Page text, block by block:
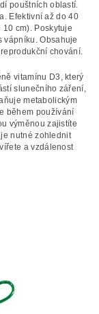
pouštních oblastí.
Efektivní až do 40
cm). Poskytuje
vápníku. Obsahuje
chování.
vitamínu D3, který
slunečního záření,
metabolickým
během používání
výměnou zajistíte
nutné zohlednit
a vzdálenost